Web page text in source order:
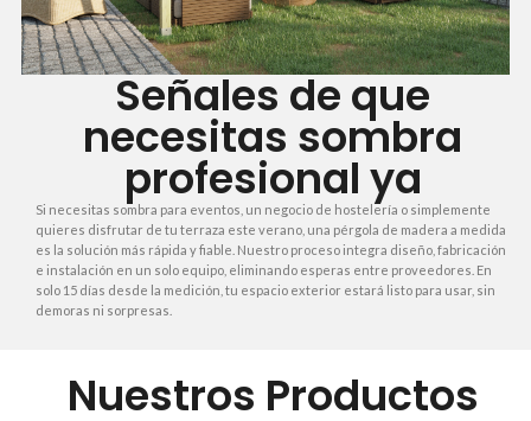
Señales de que
necesitas sombra
profesional ya
Si necesitas sombra para eventos, un negocio de hostelería o simplemente
quieres disfrutar de tu terraza este verano, una pérgola de madera a medida
es la solución más rápida y fiable. Nuestro proceso integra diseño, fabricación
e instalación en un solo equipo, eliminando esperas entre proveedores. En
solo 15 días desde la medición, tu espacio exterior estará listo para usar, sin
demoras ni sorpresas.
Nuestros Productos